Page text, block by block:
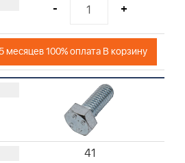
- +
месяцев 100% оплата В корзину
41